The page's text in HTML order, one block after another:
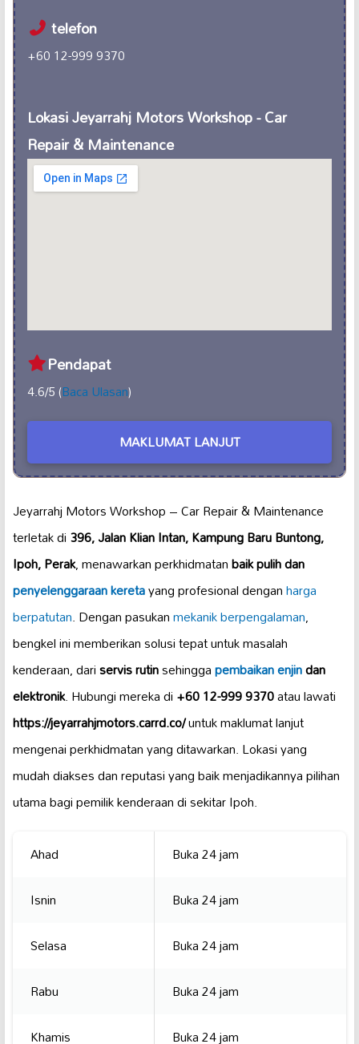
telefon
+60 12-999 9370
Lokasi Jeyarrahj Motors Workshop - Car
Repair & Maintenance
Pendapat
4.6/5 (Baca Ulasan)
MAKLUMAT LANJUT
Jeyarrahj Motors Workshop – Car Repair & Maintenance
terletak di396, Jalan Klian Intan, Kampung Baru Buntong,
Ipoh, Perak, menawarkan perkhidmatanbaik pulih dan
penyelenggaraan keretayang profesional denganharga
berpatutan. Dengan pasukanmekanik berpengalaman,
bengkel ini memberikan solusi tepat untuk masalah
kenderaan, dariservis rutinsehinggapembaikan enjindan
elektronik. Hubungi mereka di+60 12-999 9370atau lawati
https://jeyarrahjmotors.carrd.co/untuk maklumat lanjut
mengenai perkhidmatan yang ditawarkan. Lokasi yang
mudah diakses dan reputasi yang baik menjadikannya pilihan
utama bagi pemilik kenderaan di sekitar Ipoh.
Ahad
Buka 24 jam
Isnin
Buka 24 jam
Selasa
Buka 24 jam
Rabu
Buka 24 jam
Khamis
Buka 24 jam